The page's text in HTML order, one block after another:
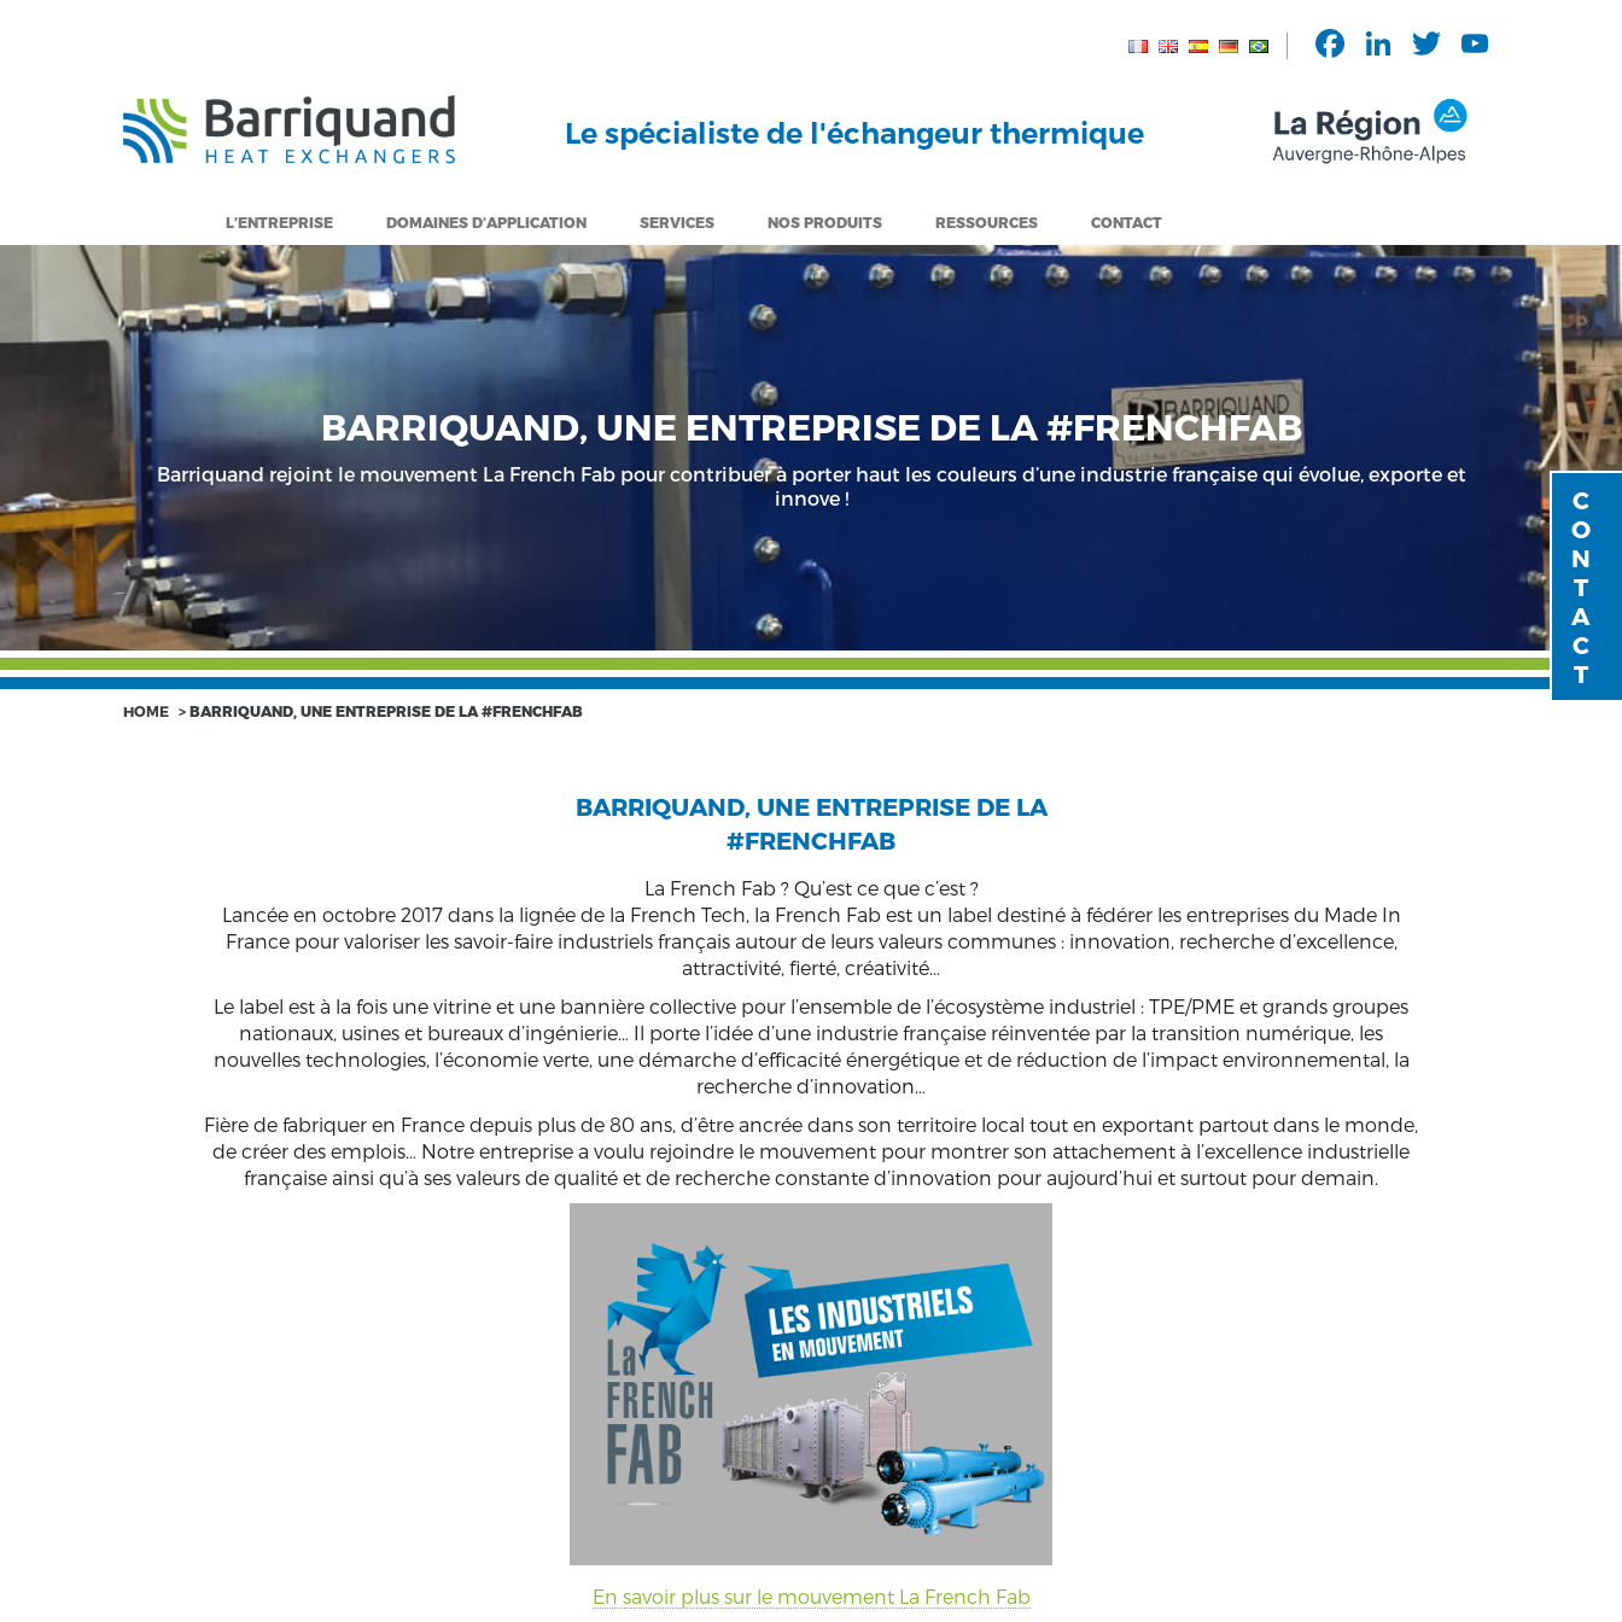
Facebook
LinkedIn
Twitter
Le spécialiste de l'échangeur thermique
L’ENTREPRISE DOMAINES D’APPLICATION SERVICES NOS PRODUITS RESSOURCES CONTACT
BARRIQUAND, UNE ENTREPRISE DE LA #FRENCHFAB
Barriquand rejoint le mouvement La French Fab pour contribuer à porter haut les couleurs d’une industrie française qui évolue, exporte et
innove !
HOME > BARRIQUAND, UNE ENTREPRISE DE LA #FRENCHFAB
BARRIQUAND, UNE ENTREPRISE DE LA
#FRENCHFAB
La French Fab ? Qu’est ce que c’est ?
Lancée en octobre 2017 dans la lignée de la French Tech, la French Fab est un label destiné à fédérer les entreprises du Made In
France pour valoriser les savoir-faire industriels français autour de leurs valeurs communes : innovation, recherche d’excellence,
attractivité, fierté, créativité…
Le label est à la fois une vitrine et une bannière collective pour l’ensemble de l’écosystème industriel : TPE/PME et grands groupes
nationaux, usines et bureaux d’ingénierie… Il porte l’idée d’une industrie française réinventée par la transition numérique, les
nouvelles technologies, l’économie verte, une démarche d’efficacité énergétique et de réduction de l’impact environnemental, la
recherche d’innovation…
Fière de fabriquer en France depuis plus de 80 ans, d’être ancrée dans son territoire local tout en exportant partout dans le monde,
de créer des emplois… Notre entreprise a voulu rejoindre le mouvement pour montrer son attachement à l’excellence industrielle
française ainsi qu’à ses valeurs de qualité et de recherche constante d’innovation pour aujourd’hui et surtout pour demain.
En savoir plus sur le mouvement La French Fab
CONTACT